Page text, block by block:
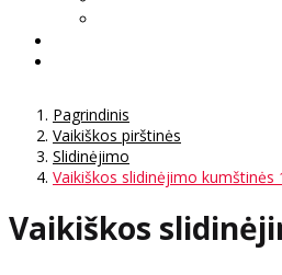
Pagrindinis
Vaikiškos pirštinės
Slidinėjimo
Vaikiškos slidinėjimo kumštinės
Vaikiškos